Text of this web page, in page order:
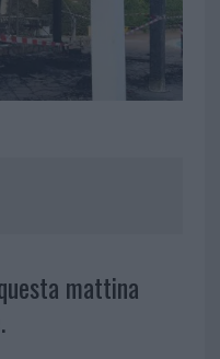
mattina